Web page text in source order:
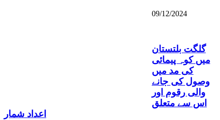
09/12/2024
گلگت بلتستان
میں کوہ پیمائی
کی مد میں
وصول کی جانے
والی رقوم اور
اس سے متعلق
اعداد شمار